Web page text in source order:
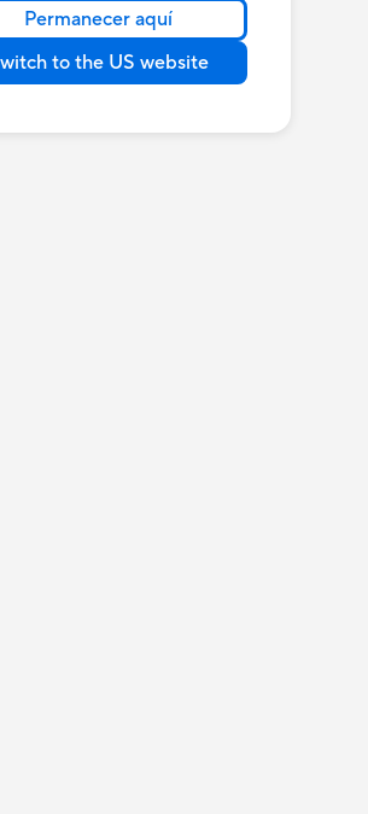
Permanecer aquí
to the US website